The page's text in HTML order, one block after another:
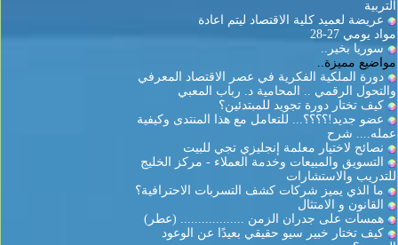
التربية
عريضة لعميد كلية الاقتصاد ليتم اعادة
مواد يومي 27-28
سوريا بخير..
مواضيع مميزة..
دورة الملكية الفكرية في عصر الاقتصاد المعرفي
والتحول الرقمي .. المحامية د. رباب المعبي
كيف تختار دورة تجويد للمبتدئين؟
عضو جديد!؟؟؟؟... للتعامل مع هذا المنتدى وكيفية
عمله.... شرح
نصائح لاختيار معلمة إنجليزي تجي للبيت
التسويق والمبيعات وخدمة العملاء - مركز الخليج
للتدريب والاستشارات
ما الذي يميز شركات كشف التسربات الاحترافية؟
القانون و الامتثال
همسات على جدران الزمن .................. (عطر)
كيف تختار خبير سيو حقيقي بعيدًا عن الوعود